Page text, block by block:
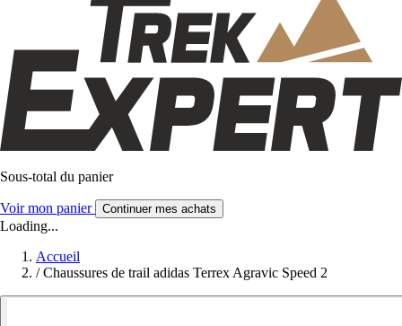
Sous-total du panier
Voir mon panier Continuer mes achats
Loading...
Accueil
/ Chaussures de trail adidas Terrex Agravic Speed 2